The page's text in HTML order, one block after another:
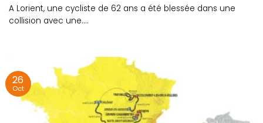
A Lorient, une cycliste de 62 ans a été blessée dans une
collision avec une....
26
Oct